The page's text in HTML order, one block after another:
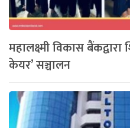
महालक्ष्मी विकास
केयर’ सञ्चालन